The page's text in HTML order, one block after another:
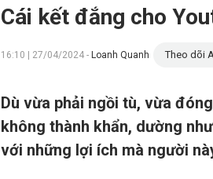
Cái kết đắng cho
16:10 | 27/04/2024 - Loanh Quanh Theo dõi
Dù vừa phải ngồi tù, vừa
không thành khẩn, dường
với những lợi ích mà người